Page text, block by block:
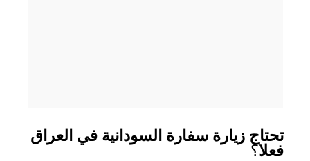
تحتاج زيارة سفارة السودانية في العراق
فعلا؟